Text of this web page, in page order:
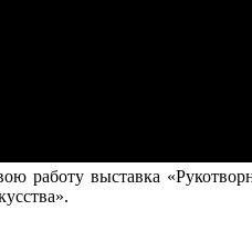
работу выставка